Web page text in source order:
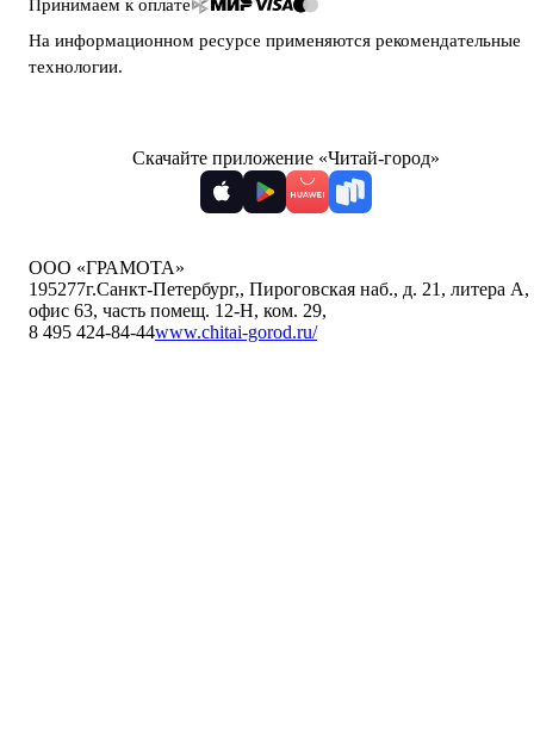
Принимаем к оплате
На информационном ресурсе применяются рекомендательные
технологии.
Скачайте приложение «Читай-город»
ООО «ГРАМОТА»
195277г.Санкт-Петербург,, Пироговская наб., д. 21, литера А,
офис 63, часть помещ. 12-Н, ком. 29,
8 495 424-84-44www.chitai-gorod.ru/